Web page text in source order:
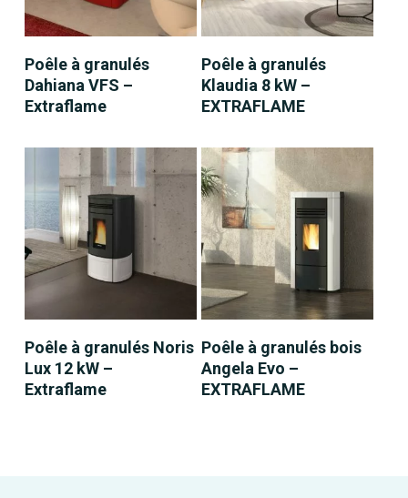
LIRE LA SUITE
Poêle à granulés
Dahiana VFS –
Extraflame
LIRE LA SUITE
Poêle à granulés
Klaudia 8 kW –
EXTRAFLAME
LIRE LA SUITE
Poêle à granulés Noris
Lux 12 kW –
Extraflame
LIRE LA SUITE
Poêle à granulés bois
Angela Evo –
EXTRAFLAME